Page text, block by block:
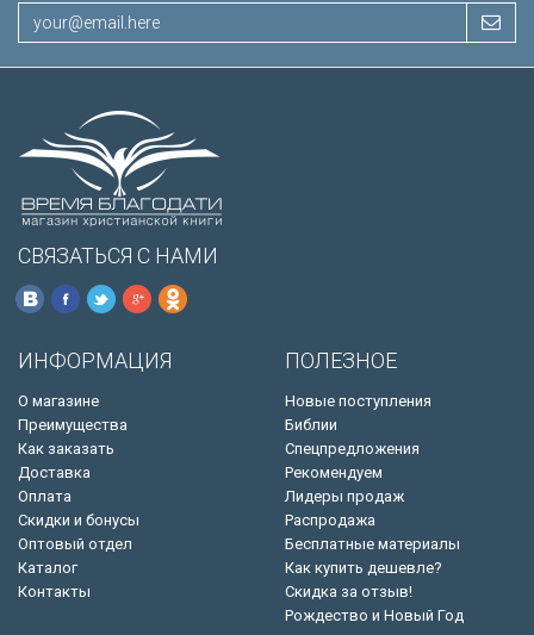
СВЯЗАТЬСЯ С НАМИ
ИНФОРМАЦИЯ
О магазине
Преимущества
Как заказать
Доставка
Оплата
Скидки и бонусы
Оптовый отдел
Каталог
Контакты
ПОЛЕЗНОЕ
Новые поступления
Библии
Спецпредложения
Рекомендуем
Лидеры продаж
Распродажа
Бесплатные материалы
Как купить дешевле?
Скидка за отзыв!
Рождество и Новый Год